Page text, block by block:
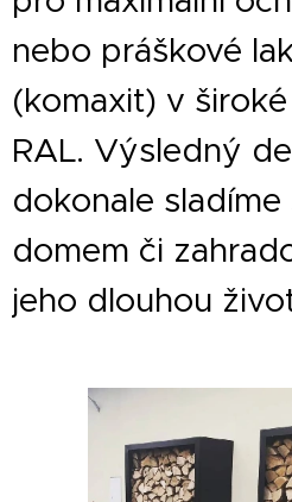
nebo práškové
(komaxit) v
RAL. Výsledný
dokonale sladíme
domem či
jeho dlouhou